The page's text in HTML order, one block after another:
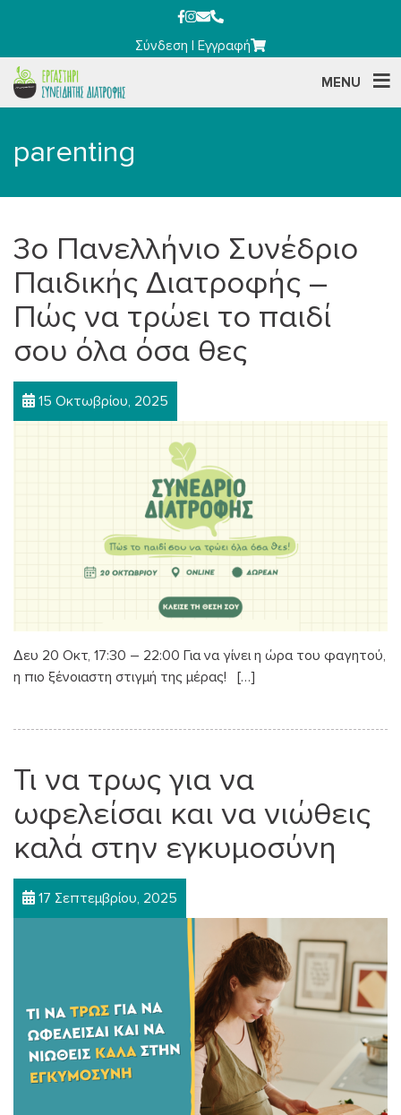
Σύνδεση |Εγγραφή
MENU
parenting
3ο Πανελλήνιο Συνέδριο
Παιδικής Διατροφής –
Πώς να τρώει το παιδί
σου όλα όσα θες
15 Οκτωβρίου, 2025
Δευ 20 Οκτ, 17:30 – 22:00 Για να γίνει η ώρα του φαγητού,
η πιο ξένοιαστη στιγμή της μέρας! […]
Τι να τρως για να
ωφελείσαι και να νιώθεις
καλά στην εγκυμοσύνη
17 Σεπτεμβρίου, 2025